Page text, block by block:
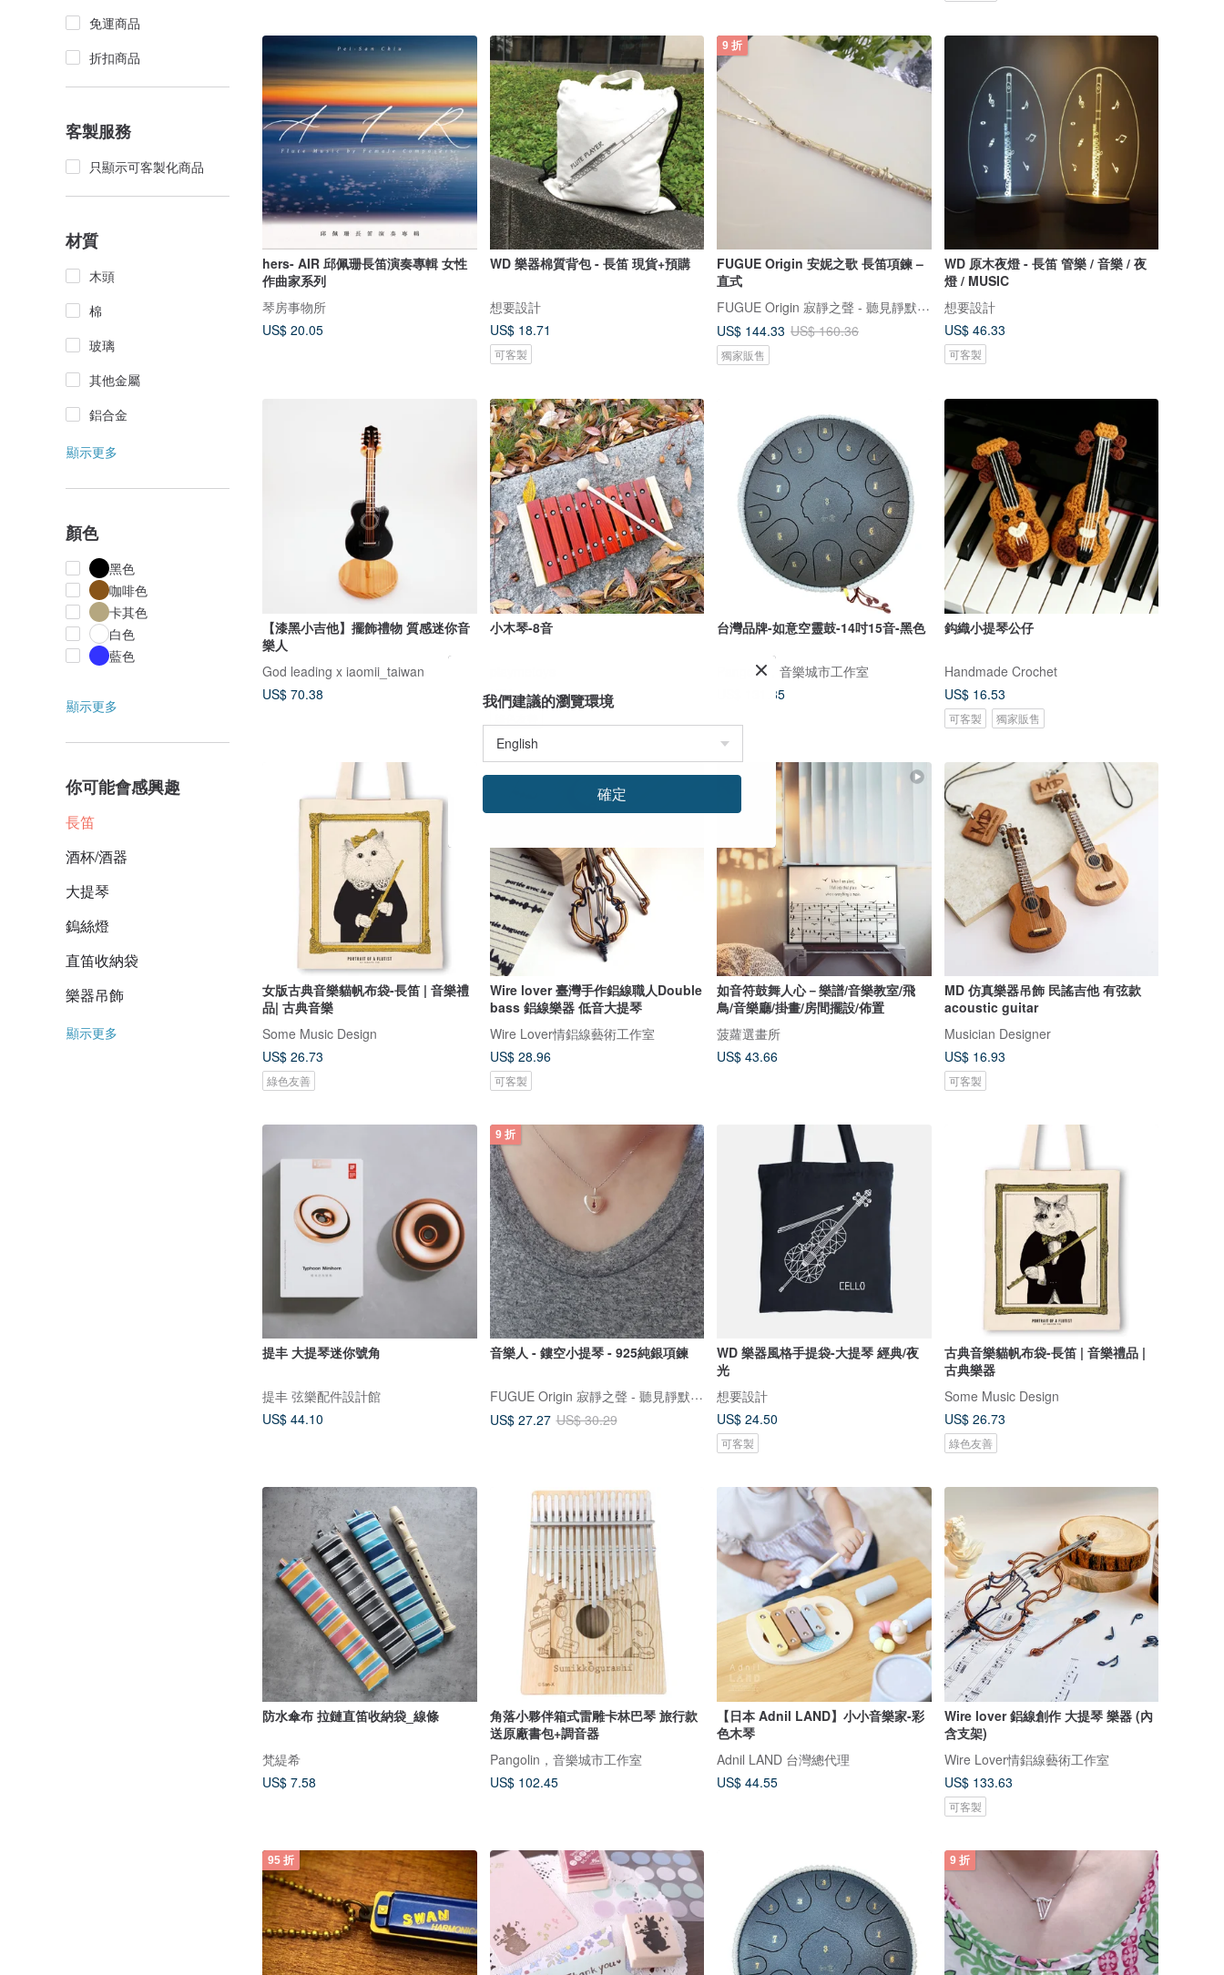
免運商品
折扣商品
客製服務
只顯示可客製化商品
材質
木頭
棉
玻璃
其他金屬
鋁合金
顯示更多
顏色
黑色
咖啡色
卡其色
白色
藍色
顯示更多
你可能會感興趣
長笛
酒杯/酒器
大提琴
鎢絲燈
直笛收納袋
樂器吊飾
顯示更多
hers- AIR 邱佩珊長笛演奏專輯 女性
作曲家系列
琴房事物所
US$ 20.05
WD 樂器棉質背包 - 長笛 現貨+預購
想要設計
US$ 18.71
可客製
9 折
FUGUE Origin 安妮之歌 長笛項鍊 –
直式
FUGUE Origin 寂靜之聲 - 聽見靜默的人，才聽得到自己
US$ 144.33 US$ 160.36
獨家販售
WD 原木夜燈 - 長笛 管樂 / 音樂 / 夜
燈 / MUSIC
想要設計
US$ 46.33
可客製
【漆黑小吉他】擺飾禮物 質感迷你音
樂人
God leading x iaomii_taiwan
US$ 70.38
小木琴-8音
US$ 80.18
台灣品牌-如意空靈鼓-14吋15音-黑色
Pangolin，音樂城市工作室
US$ 131.85
鈎織小提琴公仔
Handmade Crochet
US$ 16.53
可客製 獨家販售
女版古典音樂貓帆布袋-長笛 | 音樂禮
品| 古典音樂
Some Music Design
US$ 26.73
綠色友善
Wire lover 臺灣手作鋁線職人Double
bass 鋁線樂器 低音大提琴
Wire Lover情鋁線藝術工作室
US$ 28.96
可客製
如音符鼓舞人心－樂譜/音樂教室/飛
鳥/音樂廳/掛畫/房間擺設/佈置
菠蘿選畫所
US$ 43.66
MD 仿真樂器吊飾 民謠吉他 有弦款
acoustic guitar
Musician Designer
US$ 16.93
可客製
提丰 大提琴迷你號角
提丰 弦樂配件設計館
US$ 44.10
9 折
音樂人 - 鏤空小提琴 - 925純銀項鍊
FUGUE Origin 寂靜之聲 - 聽見靜默的人，才聽得到自己
US$ 27.27 US$ 30.29
WD 樂器風格手提袋-大提琴 經典/夜
光
想要設計
US$ 24.50
可客製
古典音樂貓帆布袋-長笛 | 音樂禮品 |
古典樂器
Some Music Design
US$ 26.73
綠色友善
防水傘布 拉鏈直笛收納袋_線條
梵緹希
US$ 7.58
角落小夥伴箱式雷雕卡林巴琴 旅行款
送原廠書包+調音器
Pangolin，音樂城市工作室
US$ 102.45
【日本 Adnil LAND】小小音樂家-彩
色木琴
Adnil LAND 台灣總代理
US$ 44.55
Wire lover 鋁線創作 大提琴 樂器 (內
含支架)
Wire Lover情鋁線藝術工作室
US$ 133.63
可客製
95 折 9 折
我們建議的瀏覽環境
確定